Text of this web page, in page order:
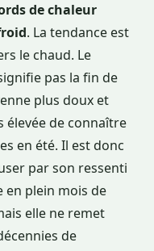
de chaleur
. La tendance est
le chaud. Le
pas la fin de
plus doux et
élevée de connaître
en été. Il est donc
par son ressenti
en plein mois de
elle ne remet
de